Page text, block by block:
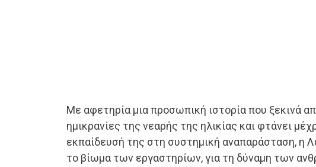
Με αφετηρία μια προσωπική ιστορία που ξεκινά
ημικρανίες της νεαρής της ηλικίας και φτάνει
εκπαίδευσή της στη συστημική αναπαράσταση, η
το βίωμα των εργαστηρίων, για τη δύναμη των